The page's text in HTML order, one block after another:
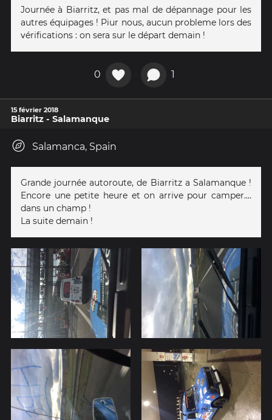
Journée à Biarritz, et pas mal de dépannage pour les
autres équipages ! Piur nous, aucun probleme lors des
vérifications : on sera sur le départ demain !
0 1
15 février 2018
Biarritz - Salamanque
Salamanca, Spain
Grande journée autoroute, de Biarritz a Salamanque !
Encore une petite heure et on arrive pour camper....
dans un champ !
La suite demain !